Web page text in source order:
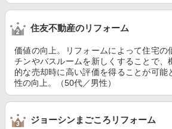
住友不動産のリフォーム
価値の向上。リフォームによって住宅の
チンやバスルームを新しくすることで、
的な売却時に高い評価を得ることが可能
性の向上。（50代／男性）
ジョーシンまごころリフォーム